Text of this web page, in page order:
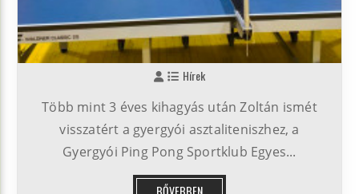
Hírek
Több mint 3 éves kihagyás után Zoltán ismét
visszatért a gyergyói asztaliteniszhez, a
Gyergyói Ping Pong Sportklub Egyes...
BŐVEBBEN